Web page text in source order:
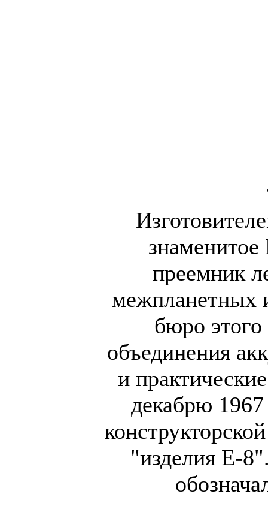
преемник
межпланетных
бюро этого
объединения
и
декабрю
"изделия Е-